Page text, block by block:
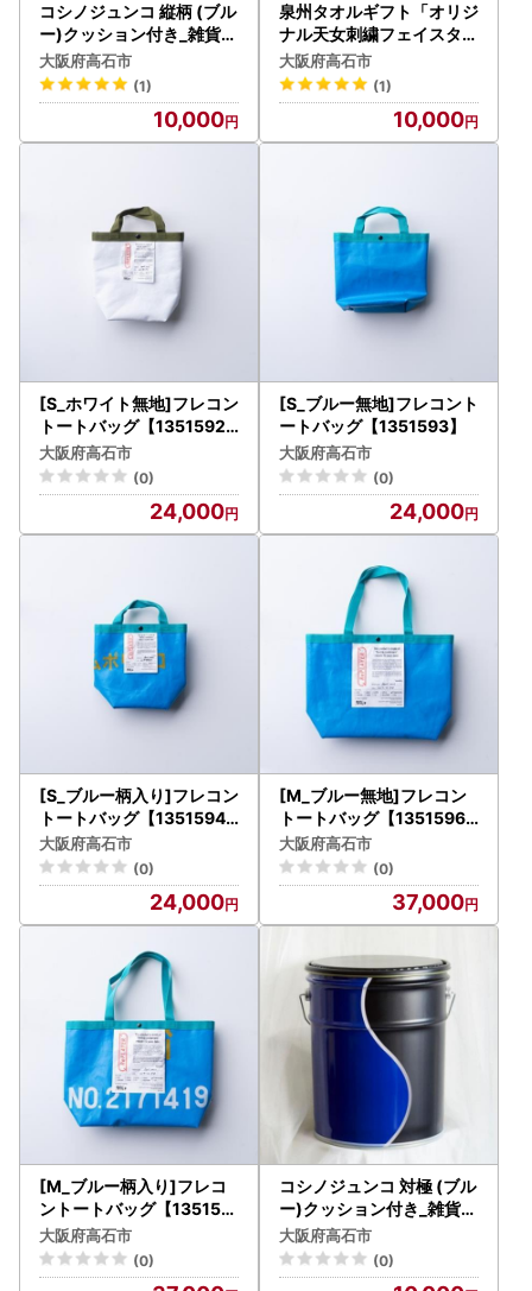
コシノジュンコ 縦柄 (ブル
ー)クッション付き_雑貨・
日用品 家具・インテリア _
【1494834】
大阪府高石市
(1)
10,000
泉州タオルギフト「オリジ
ナル天女刺繍フェイスタオ
ル」2枚【1621371】
大阪府高石市
(1)
10,000
[S_ホワイト無地]フレコン
トートバッグ【1351592
】
大阪府高石市
(0)
24,000
[S_ブルー無地]フレコント
ートバッグ【1351593】
大阪府高石市
(0)
24,000
[S_ブルー柄入り]フレコン
トートバッグ【1351594
】
大阪府高石市
(0)
24,000
[M_ブルー無地]フレコン
トートバッグ【1351596
】
大阪府高石市
(0)
37,000
[M_ブルー柄入り]フレコ
ントートバッグ【135159
7】
大阪府高石市
(0)
コシノジュンコ 対極 (ブル
ー)クッション付き_雑貨・
日用品 家具・インテリア _
【1494827】
大阪府高石市
(0)